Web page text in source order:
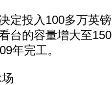
投入100多万英镑
台的容量增大至
年完工。